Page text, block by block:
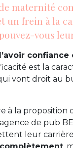
maternité
un frein à la
vous
confiance
est la
vont droit au
à la proposition
de pub
leur